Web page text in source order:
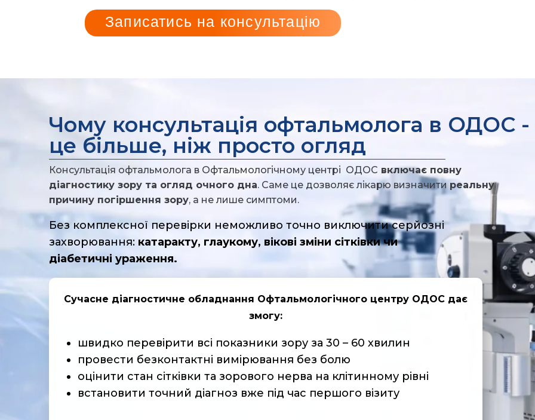
Записатись на консультацію
Чому консультація офтальмолога в ОДОС -
це більше, ніж просто огляд
Консультація офтальмолога в Офтальмологічному центрі ОДОС включає повну
діагностику зору та огляд очного дна. Саме це дозволяє лікарю визначити реальну
причину погіршення зору, а не лише симптоми.
Без комплексної перевірки неможливо точно виключити серйозні
захворювання: катаракту, глаукому, вікові зміни сітківки чи
діабетичні ураження.
Сучасне діагностичне обладнання Офтальмологічного центру ОДОС дає
змогу:
швидко перевірити всі показники зору за 30 – 60 хвилин
провести безконтактні вимірювання без болю
оцінити стан сітківки та зорового нерва на клітинному рівні
встановити точний діагноз вже під час першого візиту